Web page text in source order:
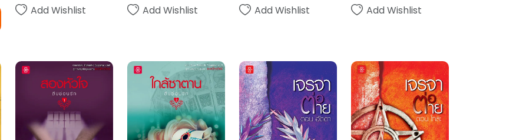
Add Wishlist
Add Wishlist
Add Wishlist
Add Wishlist